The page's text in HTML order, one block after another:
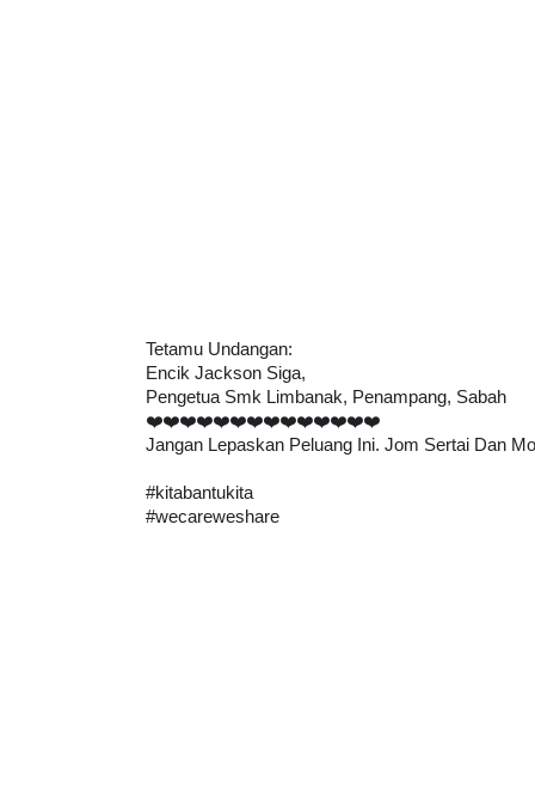
Tetamu Undangan:
Encik Jackson Siga,
Pengetua Smk Limbanak, Penampang, Sabah
❤️❤️❤️❤️❤️❤️❤️❤️❤️❤️❤️❤️❤️❤️
Jangan Lepaskan Peluang Ini. Jom Sertai Dan
#kitabantukita
#wecareweshare